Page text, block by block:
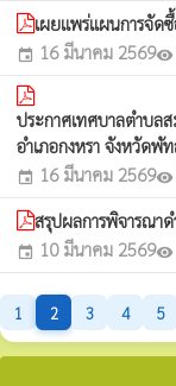
เผยแพร่แผนการจัด
event 16 มีนาคม 2569visibility
ประกาศเทศบาลตำบล
อำเภอกงหรา จังหวัดพั
event 16 มีนาคม 2569visibility
สรุปผลการพิจารณา
event 10 มีนาคม 2569visibility
1 2 3 4 5